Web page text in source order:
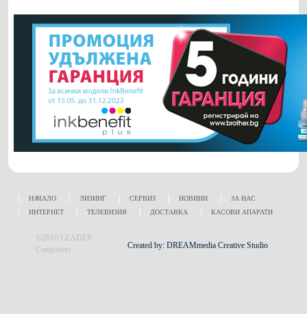
НАЧАЛО ЛИЗИНГ СЕРВИЗ НОВИНИ
ЗА НАС
ИНТЕРНЕТ
ТЕЛЕВИЗИЯ ДОСТАВКА КАСОВИ АПАРАТИ
Created by: DREAMmedia Creative Studio
©2010 LEADER
Computers